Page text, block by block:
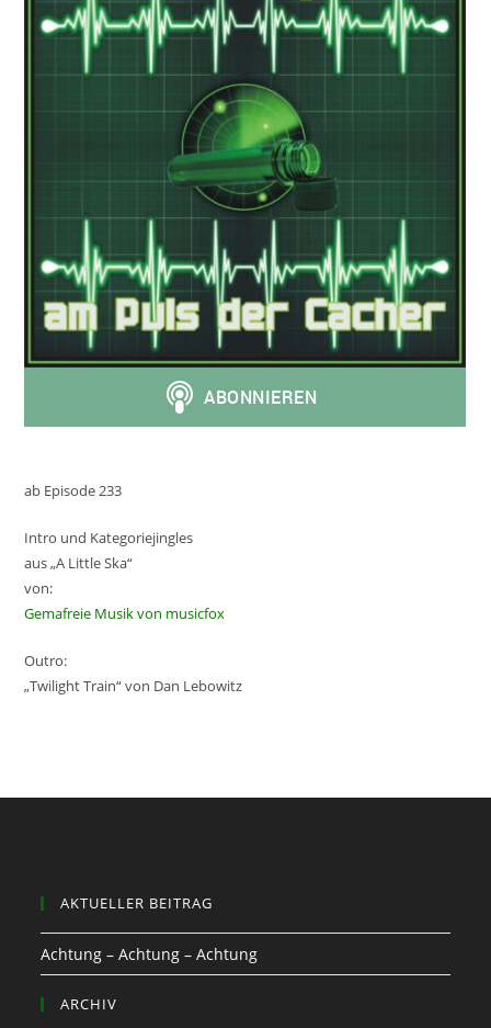
ab Episode 233
Intro und Kategoriejingles
aus „A Little Ska“
von:
Gemafreie Musik von musicfox
Outro:
„Twilight Train“ von Dan Lebowitz
AKTUELLER BEITRAG
Achtung – Achtung – Achtung
ARCHIV